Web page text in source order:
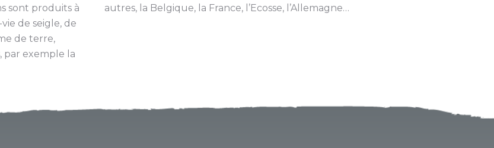
sont produits à
de seigle, de
de terre,
par exemple la
autres, la Belgique, la France, l’Ecosse, l’Allemagne…